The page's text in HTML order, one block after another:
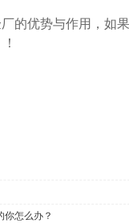
的优势与作用，如
怎么办？